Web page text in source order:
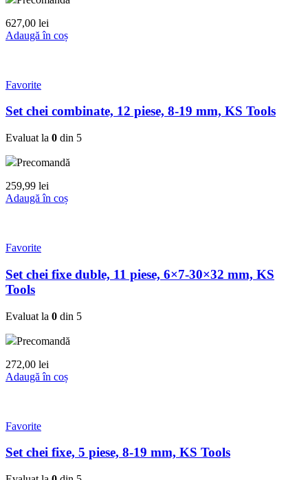
627,00 lei
Adaugă în coș
Favorite
Set chei combinate, 12 piese, 8-19 mm, KS Tools
Evaluat la 0 din 5
Precomandă
259,99 lei
Adaugă în coș
Favorite
Set chei fixe duble, 11 piese, 6×7-30×32 mm, KS
Tools
Evaluat la 0 din 5
Precomandă
272,00 lei
Adaugă în coș
Favorite
Set chei fixe, 5 piese, 8-19 mm, KS Tools